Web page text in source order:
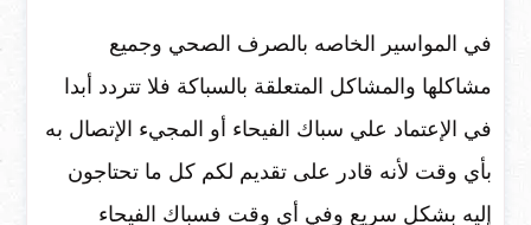
في المواسير الخاصه بالصرف الصحي وجميع
مشاكلها والمشاكل المتعلقة بالسباكة فلا تتردد أبدا
في الإعتماد علي سباك الفيحاء أو المجيء الإتصال به
بأي وقت لأنه قادر على تقديم لكم كل ما تحتاجون
إليه بشكل سريع وفي أي وقت فسباك الفيحاء